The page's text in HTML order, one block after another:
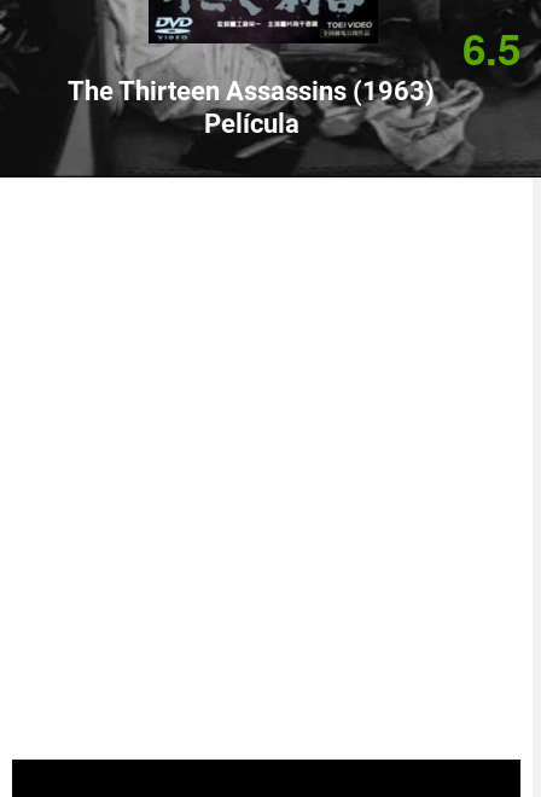
The Thirteen Assassins (1963)
Película
6.5